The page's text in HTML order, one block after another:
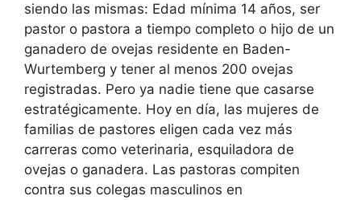
siendo las mismas: Edad mínima 14 años, ser
pastor o pastora a tiempo completo o hijo de un
ganadero de ovejas residente en Baden-
Wurtemberg y tener al menos 200 ovejas
registradas. Pero ya nadie tiene que casarse
estratégicamente. Hoy en día, las mujeres de
familias de pastores eligen cada vez más
carreras como veterinaria, esquiladora de
ovejas o ganadera. Las pastoras compiten
contra sus colegas masculinos en